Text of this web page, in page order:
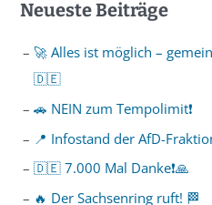
Neueste Beiträge
🚀 Alles ist möglich –
🇩🇪
🚗 NEIN zum Tempolimit❗️
📍 Infostand der AfD-
🇩🇪 7.000 Mal Danke❗️🙏
🔥 Der Sachsenring ruft! 🏁